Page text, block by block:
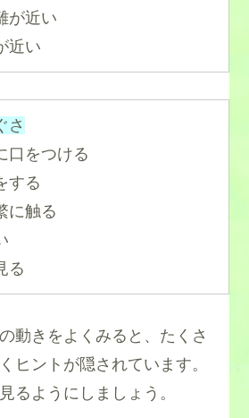
が近い
が近い
さ
口をつける
する
に触る
る
動きをよくみると、たくさ
ヒントが隠されています。
るようにしましょう。